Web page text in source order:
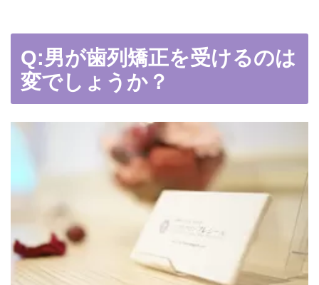
Q:男が歯列矯正を受けるのは
変でしょうか？